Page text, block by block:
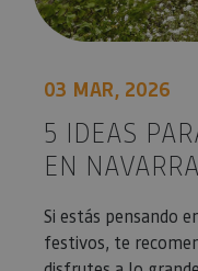
03 MAR, 2026
5 IDEAS
EN NAVARRA
Si estás pensando
festivos, te